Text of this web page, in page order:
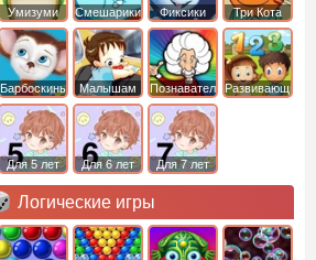
Умизуми Смешарики Фиксики Три Кота
Барбоскины Малышам ПознавательныеРазвивающие
Для 5 лет Для 6 лет Для 7 лет
Логические игры